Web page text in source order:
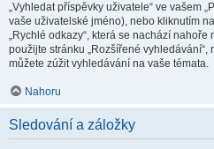
„Vyhledat příspěvky uživatele“ ve vašem
vaše uživatelské jméno), nebo kliknutím
„Rychlé odkazy“, která se nachází
použijte stránku „Rozšířené
můžete zúžit vyhledávání na vaše témata.
Nahoru
Sledování a záložky